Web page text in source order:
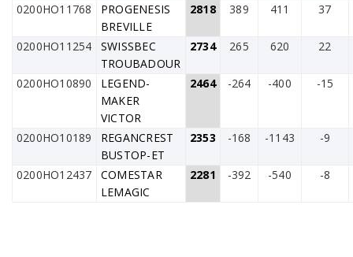
0200HO11768
PROGENESIS
BREVILLE
2818 389 411 37
0200HO11254
SWISSBEC
TROUBADOUR
2734 265 620 22
0200HO10890
LEGEND-
MAKER
VICTOR
2464 -264 -400 -15
0200HO10189
REGANCREST
BUSTOP-ET
2353 -168 -1143 -9
0200HO12437
COMESTAR
LEMAGIC
2281 -392 -540 -8